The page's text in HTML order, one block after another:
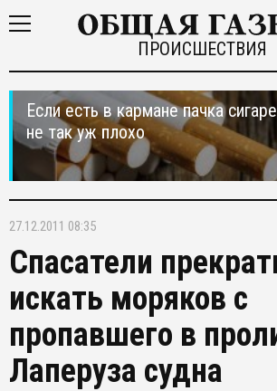
ПРОИСШЕСТВИЯ
Если есть в кармане пачка
не так уж плохо
27.12.2011 08:35
Спасатели
искать моряков с
пропавшего в
Лаперуза судна